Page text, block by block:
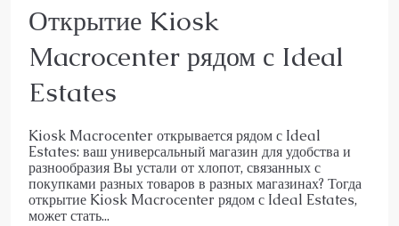
Открытие Kiosk
Macrocenter рядом с Ideal
Estates
Kiosk Macrocenter открывается рядом с Ideal
Estates: ваш универсальный магазин для удобства и
разнообразия Вы устали от хлопот, связанных с
покупками разных товаров в разных магазинах? Тогда
открытие Kiosk Macrocenter рядом с Ideal Estates,
может стать...